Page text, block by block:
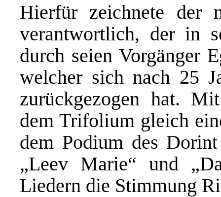
Hierfür zeichnete der
verantwortlich, der in
durch seien Vorgänger
welcher sich nach 25
zurückgezogen hat.
dem Trifolium gleich
dem Podium des
„Leev Marie“ und
Liedern die Stimmung